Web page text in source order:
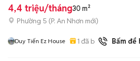
4,4 triệu/tháng30 m²
Phường 5 (P. An Nhơn mới)
Duy Tiến Ez House 1 đã bán Bấm để